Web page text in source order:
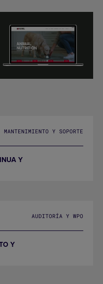
MANTENIMIENTO Y SOPORTE
Y
AUDITORÍA Y WPO
Y